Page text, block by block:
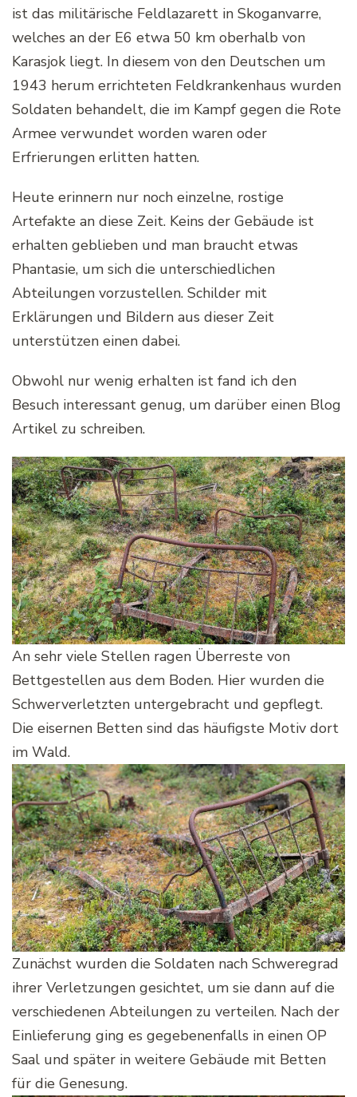
ist das militärische Feldlazarett in Skoganvarre,
welches an der E6 etwa 50 km oberhalb von
Karasjok liegt. In diesem von den Deutschen um
1943 herum errichteten Feldkrankenhaus wurden
Soldaten behandelt, die im Kampf gegen die Rote
Armee verwundet worden waren oder
Erfrierungen erlitten hatten.
Heute erinnern nur noch einzelne, rostige
Artefakte an diese Zeit. Keins der Gebäude ist
erhalten geblieben und man braucht etwas
Phantasie, um sich die unterschiedlichen
Abteilungen vorzustellen. Schilder mit
Erklärungen und Bildern aus dieser Zeit
unterstützen einen dabei.
Obwohl nur wenig erhalten ist fand ich den
Besuch interessant genug, um darüber einen Blog
Artikel zu schreiben.
An sehr viele Stellen ragen Überreste von
Bettgestellen aus dem Boden. Hier wurden die
Schwerverletzten untergebracht und gepflegt.
Die eisernen Betten sind das häufigste Motiv dort
im Wald.
Zunächst wurden die Soldaten nach Schweregrad
ihrer Verletzungen gesichtet, um sie dann auf die
verschiedenen Abteilungen zu verteilen. Nach der
Einlieferung ging es gegebenenfalls in einen OP
Saal und später in weitere Gebäude mit Betten
für die Genesung.